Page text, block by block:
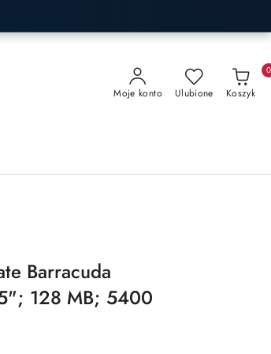
Moje konto Ulubione Koszyk
0
Barracuda
128 MB; 5400